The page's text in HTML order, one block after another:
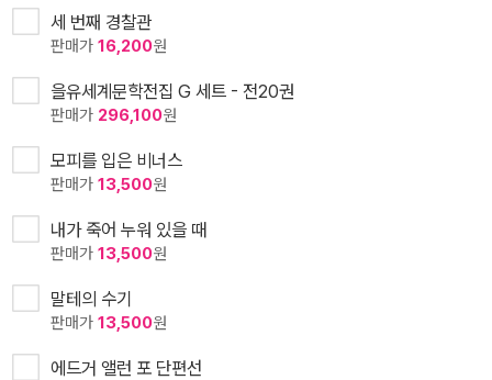
세 번째 경찰관
판매가 16,200원
을유세계문학전집 G 세트 - 전20권
판매가 296,100원
모피를 입은 비너스
판매가 13,500원
내가 죽어 누워 있을 때
판매가 13,500원
말테의 수기
판매가 13,500원
에드거 앨런 포 단편선